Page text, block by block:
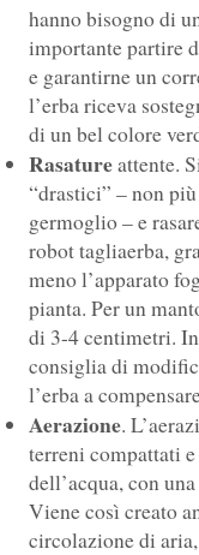
hanno bisogno di
importante partire
e garantirne un
l’erba riceva
di un bel colore
Rasatureattente.
“drastici” – non
germoglio – e
robot tagliaerba,
meno l’apparato
pianta. Per un
di 3-4 centimetri.
consiglia di
l’erba a
Aerazione.
terreni compattati
dell’acqua, con
Viene così creato
circolazione di